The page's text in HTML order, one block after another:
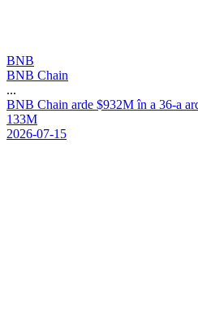
BNB
BNB Chain
...
BNB Chain arde $932M în a 36-a ar
133M
2026-07-15